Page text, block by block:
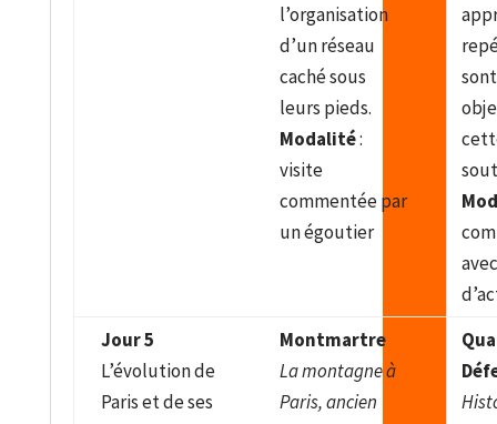
l’organisation
d’un réseau
caché sous
leurs pieds.
Modalité:
visite
commentée par
un égoutier
Jour 5
L’évolution de
Paris et de ses
Montmartre
La montagne à
Paris, ancien